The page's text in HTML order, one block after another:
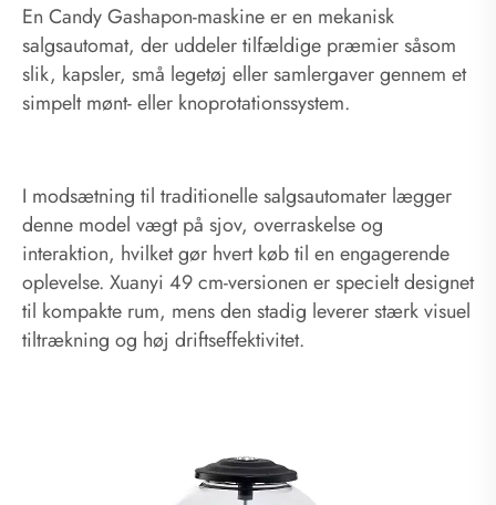
En Candy Gashapon-maskine er en mekanisk
salgsautomat, der uddeler tilfældige præmier såsom
slik, kapsler, små legetøj eller samlergaver gennem et
simpelt mønt- eller knoprotationssystem.
I modsætning til traditionelle salgsautomater lægger
denne model vægt på sjov, overraskelse og
interaktion, hvilket gør hvert køb til en engagerende
oplevelse. Xuanyi 49 cm-versionen er specielt designet
til kompakte rum, mens den stadig leverer stærk visuel
tiltrækning og høj driftseffektivitet.